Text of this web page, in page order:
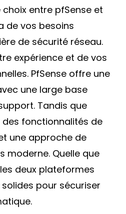
entre pfSense et
de vos besoins
de sécurité réseau.
expérience et de vos
PfSense offre une
une large base
Tandis que
des fonctionnalités de
une approche de
moderne. Quelle que
deux plateformes
pour sécuriser